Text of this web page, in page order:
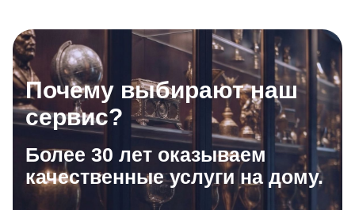
Почему выбирают наш
сервис?
Более 30 лет оказываем
качественные услуги на дому.